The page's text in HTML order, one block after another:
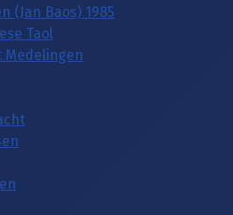
(Jan Baos) 1985
Taol
Medelingen